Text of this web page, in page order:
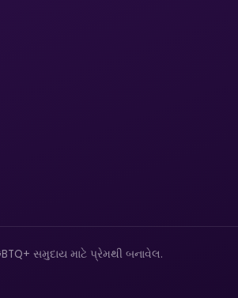
સમુદાય માટે પ્રેમથી બનાવેલ.